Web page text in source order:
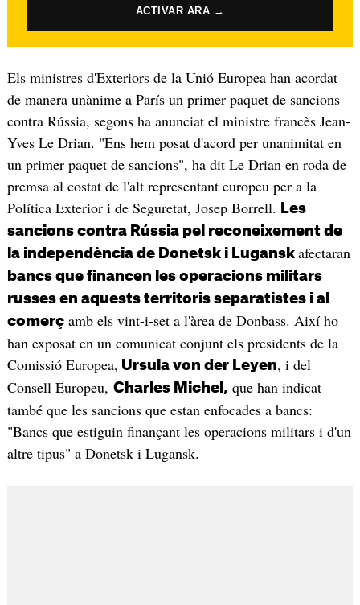
ACTIVAR ARA →
Els ministres d'Exteriors de la Unió Europea han acordat
de manera unànime a París un primer paquet de sancions
contra Rússia, segons ha anunciat el ministre francès Jean-
Yves Le Drian. "Ens hem posat d'acord per unanimitat en
un primer paquet de sancions", ha dit Le Drian en roda de
premsa al costat de l'alt representant europeu per a la
Política Exterior i de Seguretat, Josep Borrell.
Les
sancions contra Rússia pel reconeixement de
la independència de Donetsk i Lugansk afectaran
bancs que financen les operacions militars
russes en aquests territoris separatistes i al
comerçamb els vint-i-set a l'àrea de Donbass. Així ho
han exposat en un comunicat conjunt els presidents de la
Comissió Europea, Ursula von der Leyen, i del
Consell Europeu, Charles Michel, que han indicat
també que les sancions que estan enfocades a bancs:
"Bancs que estiguin finançant les operacions militars i d'un
altre tipus" a Donetsk i Lugansk.